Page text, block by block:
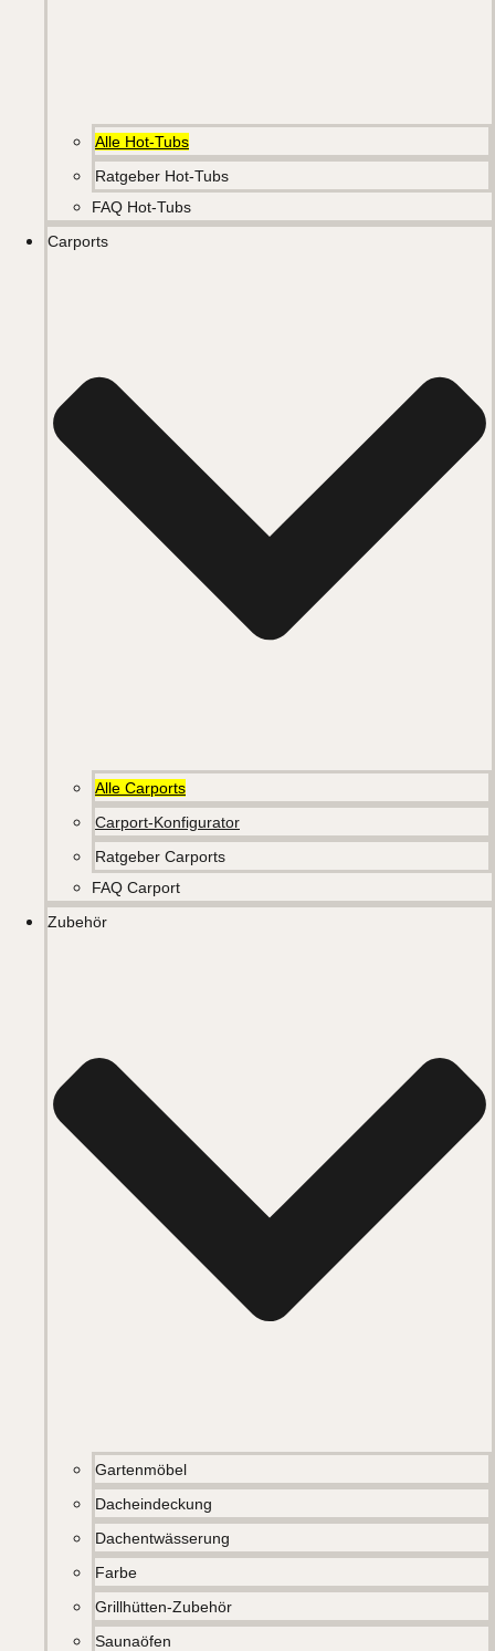
Alle Hot-Tubs
Ratgeber Hot-Tubs
FAQ Hot-Tubs
Carports
Alle Carports
Carport-Konfigurator
Ratgeber Carports
FAQ Carport
Zubehör
Gartenmöbel
Dacheindeckung
Dachentwässerung
Farbe
Grillhütten-Zubehör
Saunaöfen